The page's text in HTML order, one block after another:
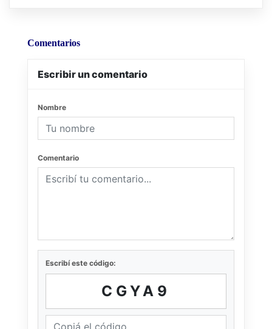
Comentarios
Escribir un comentario
Nombre
Comentario
Escribí este código:
CGYA9